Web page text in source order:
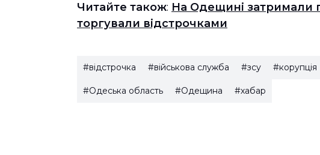
Читайте також: На Одещині затримали
торгували відстрочками
#відстрочка #військова служба #зсу #корупція
#Одеська область #Одещина #хабар